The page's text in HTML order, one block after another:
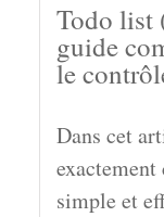
Todo list
guide
le
Dans cet
simple et